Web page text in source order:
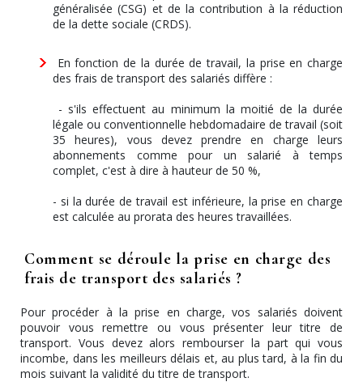
généralisée (CSG) et de la contribution à la réduction
de la dette sociale (CRDS).
En fonction de la durée de travail, la prise en charge
des frais de transport des salariés diffère :
- s'ils effectuent au minimum la moitié de la durée
légale ou conventionnelle hebdomadaire de travail (soit
35 heures), vous devez prendre en charge leurs
abonnements comme pour un salarié à temps
complet, c'est à dire à hauteur de 50 %,
- si la durée de travail est inférieure, la prise en charge
est calculée au prorata des heures travaillées.
Comment se déroule la prise en charge des
frais de transport des salariés ?
Pour procéder à la prise en charge, vos salariés doivent
pouvoir vous remettre ou vous présenter leur titre de
transport. Vous devez alors rembourser la part qui vous
incombe, dans les meilleurs délais et, au plus tard, à la fin du
mois suivant la validité du titre de transport.